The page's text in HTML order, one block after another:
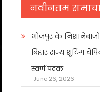
नवीनतम
भोजपुर के निशानेबाजों
बिहार राज्य शूटिंग
स्वर्ण पदक
June 26, 2026